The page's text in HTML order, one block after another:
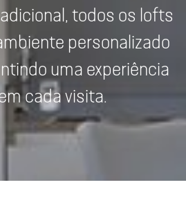
todos os lofts
personalizado
uma experiência
cada visita.